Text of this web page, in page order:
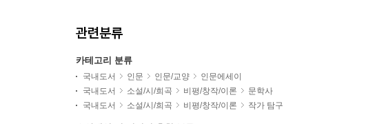
관련분류
카테고리 분류
국내도서 인문 인문/교양
인문에세이
국내도서
소설/시/희곡 비평/창작/이론
문학사
국내도서
소설/시/희곡 비평/창작/이론 작가 탐구